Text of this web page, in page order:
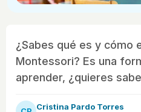
¿Sabes qué es y cómo
Montessori? Es una
aprender, ¿quieres
Cristina Pardo Torres